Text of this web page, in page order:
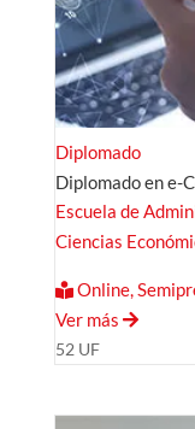
Diplomado
Diplomado en e-
Escuela de
Ciencias
Online,
Ver más
52 UF